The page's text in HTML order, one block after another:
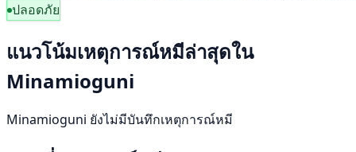
ปลอดภัย
แนวโน้มเหตุการณ์หมีล่าสุดใน
Minamioguni
Minamioguni ยังไม่มีบันทึกเหตุการณ์หมี